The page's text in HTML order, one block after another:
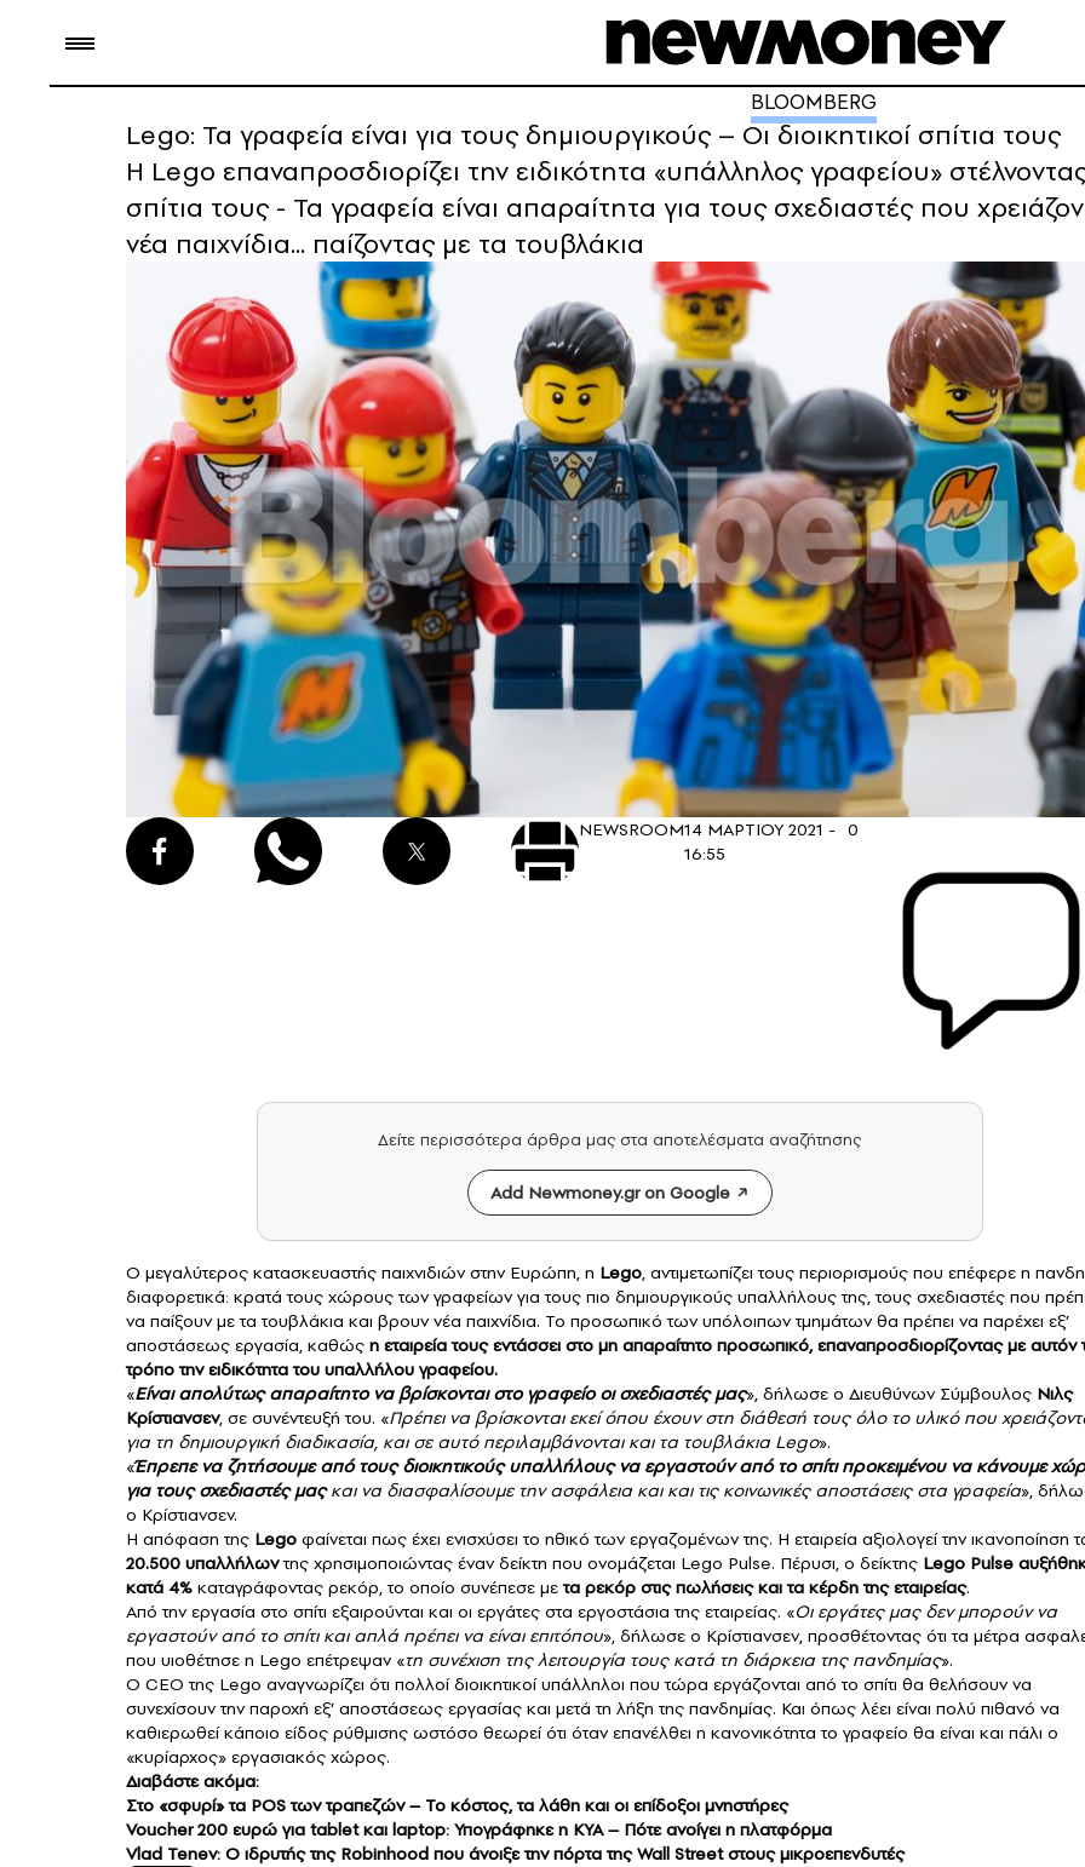
BLOOMBERG
Lego: Τα γραφεία είναι για τους δημιουργικούς – Οι διοικητικοί σπίτια τους
Η Lego επαναπροσδιορίζει την ειδικότητα «υπάλληλος γραφείου»
σπίτια τους - Τα γραφεία είναι απαραίτητα για τους σχεδιαστές που
νέα παιχνίδια... παίζοντας με τα τουβλάκια
NEWSROOM14 ΜΑΡΤΙΟΥ 2021 -
16:55
0
Δείτε περισσότερα άρθρα μας στα αποτελέσματα αναζήτησης
Add Newmoney.gr on Google
Ο μεγαλύτερος κατασκευαστής παιχνιδιών στην Ευρώπη, η Lego, αντιμετωπίζει τους περιορισμούς που επέφερε η
διαφορετικά: κρατά τους χώρους των γραφείων για τους πιο δημιουργικούς υπαλλήλους της, τους σχεδιαστές που
να παίξουν με τα τουβλάκια και βρουν νέα παιχνίδια. Το προσωπικό των υπόλοιπων τμημάτων θα πρέπει να παρέχει εξ’
αποστάσεως εργασία, καθώς η εταιρεία τους εντάσσει στο μη απαραίτητο προσωπικό, επαναπροσδιορίζοντας με αυτόν
τρόπο την ειδικότητα του υπαλλήλου γραφείου.
«Είναι απολύτως απαραίτητο να βρίσκονται στο γραφείο οι σχεδιαστές μας», δήλωσε ο Διευθύνων Σύμβουλος Νιλς
Κρίστιανσεν, σε συνέντευξή του. «Πρέπει να βρίσκονται εκεί όπου έχουν στη διάθεσή τους όλο το υλικό που
για τη δημιουργική διαδικασία, και σε αυτό περιλαμβάνονται και τα τουβλάκια Lego».
«Έπρεπε να ζητήσουμε από τους διοικητικούς υπαλλήλους να εργαστούν από το σπίτι προκειμένου να κάνουμε
για τους σχεδιαστές μαςκαι να διασφαλίσουμε την ασφάλεια και και τις κοινωνικές αποστάσεις στα γραφεία»,
ο Κρίστιανσεν.
Η απόφαση της Lego φαίνεται πως έχει ενισχύσει το ηθικό των εργαζομένων της. Η εταιρεία αξιολογεί την ικανοποίηση
20.500 υπαλλήλωντης χρησιμοποιώντας έναν δείκτη που ονομάζεται Lego Pulse. Πέρυσι, ο δείκτης Lego Pulse
κατά 4% καταγράφοντας ρεκόρ, το οποίο συνέπεσε μετα ρεκόρ στις πωλήσεις και τα κέρδη της εταιρείας.
Από την εργασία στο σπίτι εξαιρούνται και οι εργάτες στα εργοστάσια της εταιρείας. «Οι εργάτες μας δεν μπορούν να
εργαστούν από το σπίτι και απλά πρέπει να είναι επιτόπου», δήλωσε ο Κρίστιανσεν, προσθέτοντας ότι τα μέτρα
που υιοθέτησε η Lego επέτρεψαν «τη συνέχιση της λειτουργία τους κατά τη διάρκεια της πανδημίας».
Ο CEO της Lego αναγνωρίζει ότι πολλοί διοικητικοί υπάλληλοι που τώρα εργάζονται από το σπίτι θα θελήσουν να
συνεχίσουν την παροχή εξ’ αποστάσεως εργασίας και μετά τη λήξη της πανδημίας. Και όπως λέει είναι πολύ πιθανό να
καθιερωθεί κάποιο είδος ρύθμισης ωστόσο θεωρεί ότι όταν επανέλθει η κανονικότητα το γραφείο θα είναι και πάλι ο
«κυρίαρχος» εργασιακός χώρος.
Διαβάστε ακόμα:
Στο «σφυρί» τα POS των τραπεζών – Το κόστος, τα λάθη και οι επίδοξοι μνηστήρες
Voucher 200 ευρώ για tablet και laptop: Υπογράφηκε η ΚΥΑ – Πότε ανοίγει η πλατφόρμα
Vlad Tenev: Ο ιδρυτής της Robinhood που άνοιξε την πόρτα της Wall Street στους μικροεπενδυτές